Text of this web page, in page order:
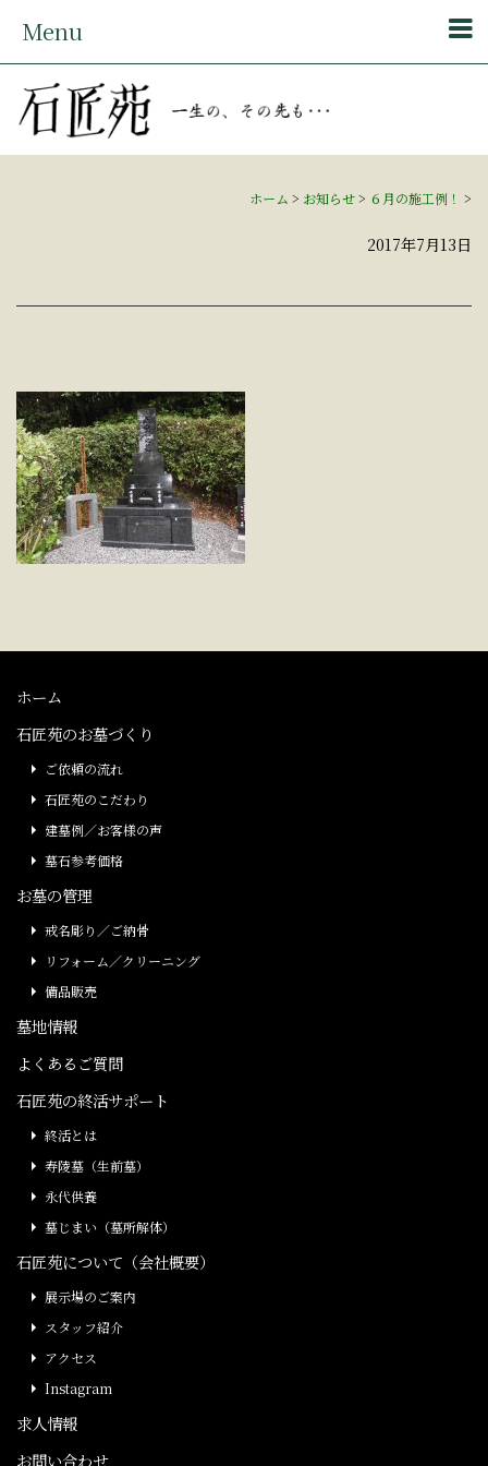
Menu
ホーム > お知らせ> ６月の施工例！ >
2017年7月13日
ホーム
石匠苑のお墓づくり
ご依頼の流れ
石匠苑のこだわり
建墓例／お客様の声
墓石参考価格
お墓の管理
戒名彫り／ご納骨
リフォーム／クリーニング
備品販売
墓地情報
よくあるご質問
石匠苑の終活サポート
終活とは
寿陵墓（生前墓）
永代供養
墓じまい（墓所解体）
石匠苑について（会社概要）
展示場のご案内
スタッフ紹介
アクセス
Instagram
求人情報
お問い合わせ